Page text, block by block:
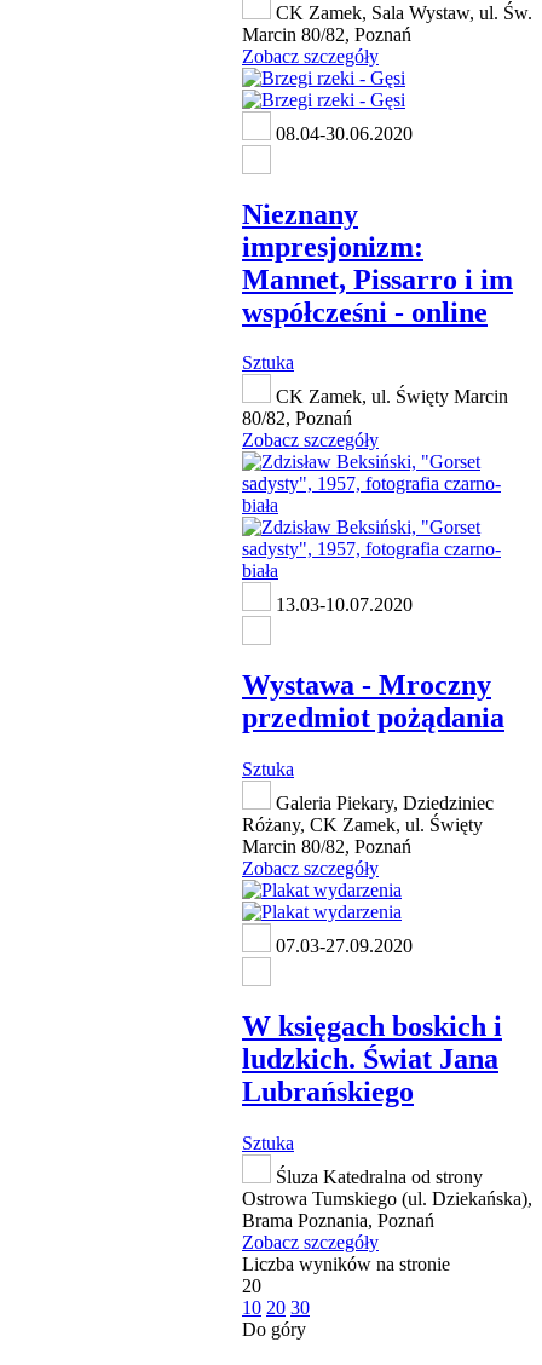
CK Zamek, Sala Wystaw, ul. Św.
Marcin 80/82, Poznań
Zobacz szczegóły
08.04-30.06.2020
Nieznany
impresjonizm:
Mannet, Pissarro i im
współcześni - online
Sztuka
CK Zamek, ul. Święty Marcin
80/82, Poznań
Zobacz szczegóły
13.03-10.07.2020
Wystawa - Mroczny
przedmiot pożądania
Sztuka
Galeria Piekary, Dziedziniec
Różany, CK Zamek, ul. Święty
Marcin 80/82, Poznań
Zobacz szczegóły
07.03-27.09.2020
W księgach boskich i
ludzkich. Świat Jana
Lubrańskiego
Sztuka
Śluza Katedralna od strony
Ostrowa Tumskiego (ul. Dziekańska),
Brama Poznania, Poznań
Zobacz szczegóły
Liczba wyników na stronie
20
10 20 30
Do góry